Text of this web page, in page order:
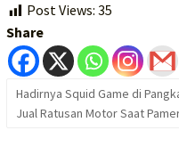
Post Views: 35
Share
Hadirnya Squid Game di
Jual Ratusan Motor Saat